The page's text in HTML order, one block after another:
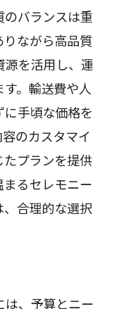
バランスは重
ながら高品質
源を活用し、運
。輸送費や人
手頃な価格を
のカスタマイ
プランを提供
るセレモニー
合理的な選択
は、予算とニー